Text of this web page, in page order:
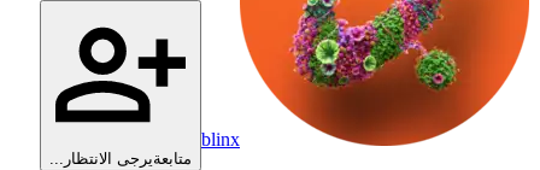
blinx
متابعةيرجى الانتظار...